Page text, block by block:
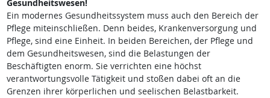
Gesundheitswesen!
Ein modernes Gesundheitssystem muss auch den Bereich der
Pflege miteinschließen. Denn beides, Krankenversorgung und
Pflege, sind eine Einheit. In beiden Bereichen, der Pflege und
dem Gesundheitswesen, sind die Belastungen der
Beschäftigten enorm. Sie verrichten eine höchst
verantwortungsvolle Tätigkeit und stoßen dabei oft an die
Grenzen ihrer körperlichen und seelischen Belastbarkeit.